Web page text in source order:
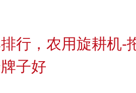
行，农用旋耕机-
子好